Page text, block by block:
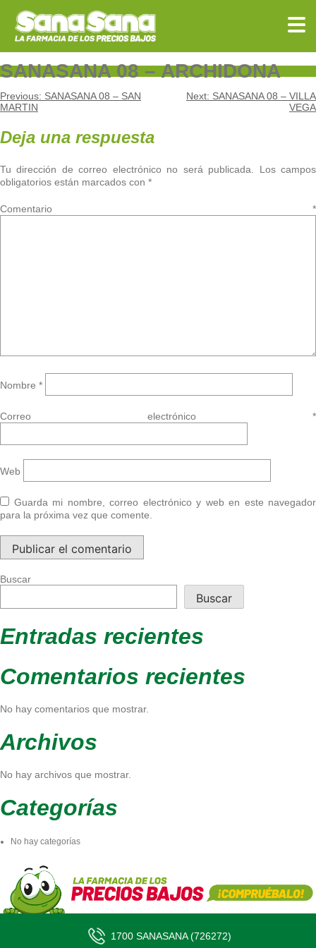
content
SANASANA 08 – ARCHIDONA
Navegación
de
entradas
Previous: SANASANA 08 – SAN
MARTIN
Next: SANASANA 08 – VILLA
VEGA
Deja una respuesta
Tu dirección de correo electrónico no será publicada.
Los campos
obligatorios están marcados con *
Comentario *
Nombre *
Correo electrónico *
Web
Guarda mi nombre, correo electrónico y web en este navegador
para la próxima vez que comente.
Buscar
Buscar
Entradas recientes
Comentarios recientes
No hay comentarios que mostrar.
Archivos
No hay archivos que mostrar.
Categorías
No hay categorías
1700 SANASANA (726272)